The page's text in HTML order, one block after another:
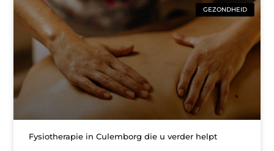
GEZONDHEID
Fysiotherapie in Culemborg die u verder helpt